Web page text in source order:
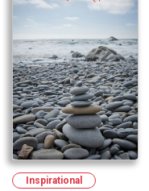
Inspirational